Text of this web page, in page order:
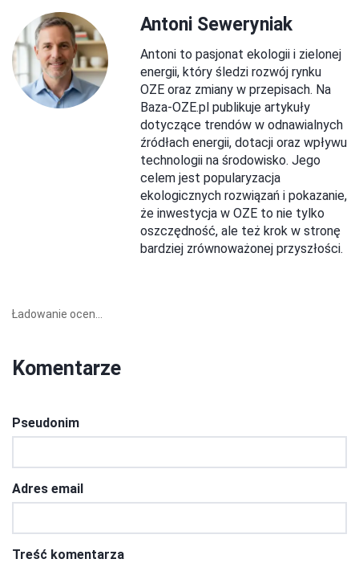
Antoni Seweryniak
Antoni to pasjonat ekologii i zielonej
energii, który śledzi rozwój rynku
OZE oraz zmiany w przepisach. Na
Baza-OZE.pl publikuje artykuły
dotyczące trendów w odnawialnych
źródłach energii, dotacji oraz wpływu
technologii na środowisko. Jego
celem jest popularyzacja
ekologicznych rozwiązań i pokazanie,
że inwestycja w OZE to nie tylko
oszczędność, ale też krok w stronę
bardziej zrównoważonej przyszłości.
Ładowanie ocen...
Komentarze
Pseudonim
Adres email
Treść komentarza